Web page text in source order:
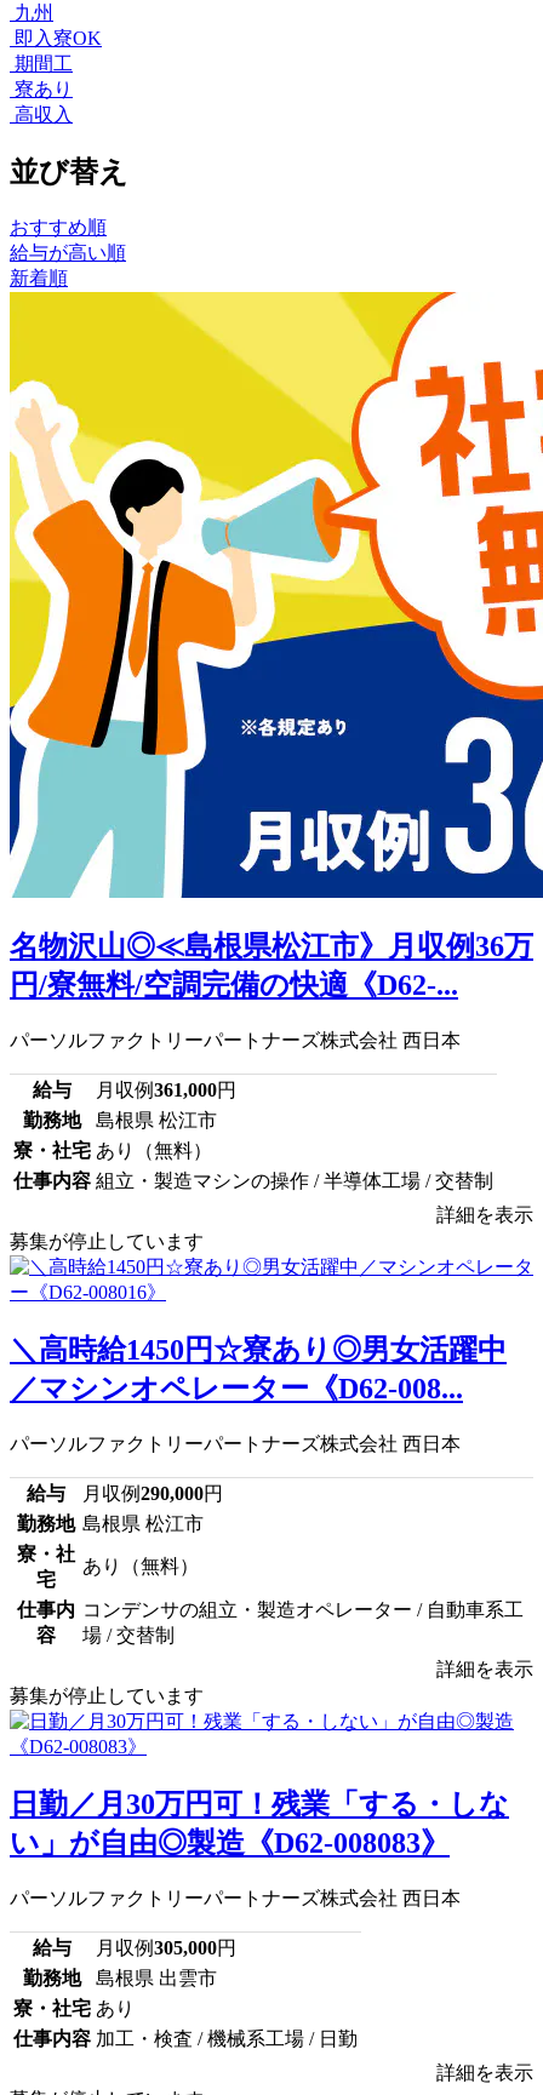
九州
即入寮OK
期間工
寮あり
高収入
並び替え
おすすめ順
給与が高い順
新着順
名物沢山◎≪島根県松江市》月収例36万
円/寮無料/空調完備の快適《D62-...
パーソルファクトリーパートナーズ株式会社 西日本
給与 月収例361,000円
勤務地
島根県 松江市
寮・社宅 あり（無料）
仕事内容 組立・製造マシンの操作 / 半導体工場 / 交替制
詳細を表示
募集が停止しています
＼高時給1450円☆寮あり◎男女活躍中
／マシンオペレーター《D62-008...
パーソルファクトリーパートナーズ株式会社 西日本
給与 月収例290,000円
勤務地 島根県 松江市
寮・社
宅
あり（無料）
仕事内
容
コンデンサの組立・製造オペレーター / 自動車系工
場 / 交替制
詳細を表示
募集が停止しています
日勤／月30万円可！残業「する・しな
い」が自由◎製造《D62-008083》
パーソルファクトリーパートナーズ株式会社 西日本
給与 月収例305,000円
勤務地
島根県 出雲市
寮・社宅 あり
仕事内容 加工・検査 / 機械系工場 / 日勤
詳細を表示